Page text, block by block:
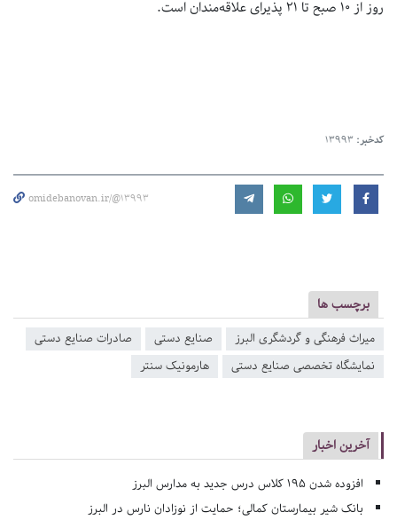
روز از 10 صبح تا 21 پذیرای علاقه‌مندان است.
کدخبر: 13993
omidebanovan.ir/@13993
برچسب ها
میراث فرهنگی و گردشگری البرز صنایع دستی
صادرات صنایع دستی
نمایشگاه تخصصی صنایع دستی
هارمونیک سنتر
آخرین اخبار
افزوده شدن ۱۹۵ کلاس درس جدید به مدارس البرز
بانک شیر بیمارستان کمالی؛ حمایت از نوزادان نارس در البرز